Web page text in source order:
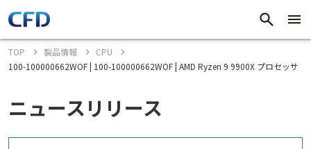
TOP 製品情報
CPU
100-100000662WOF | 100-100000662WOF | AMD Ryzen 9 9900X プロセッサ
ニュースリリース